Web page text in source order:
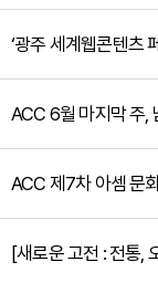
‘광주 세계웹콘텐츠
ACC 6월 마지막 주,
ACC 제7차 아셈 문
[새로운 고전 : 전통,